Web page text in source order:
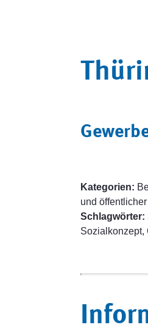
Kategorien:
und
Schlagwörter:
Sozialkonzept,